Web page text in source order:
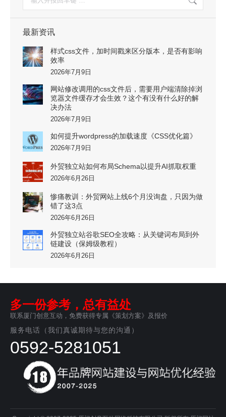
索：
最新资讯
样式css文件，加时间戳来区分版本，是否有影响
效率
2026年7月9日
网站修改调用的css文件后，需要用户端清除掉浏
览器文件缓存才会生效？这个有没有什么好的解
决办法
2026年7月9日
如何提升wordpress的加载速度《CSS优化篇》
2026年7月9日
外贸独立站如何布局Schema以提升AI抓取权重
2026年6月26日
惨痛教训：外贸网站上线6个月没询盘，只因为做
错了这3点
2026年6月26日
外贸独立站谷歌SEO全攻略：从关键词布局到外
链建设（保姆级教程）
2026年6月26日
多一份参考，总有益处
联系厦门创意互动，免费获得专属《策划方案》及报价
服务电话（我们真诚期待与您的沟通）
0592-5281051